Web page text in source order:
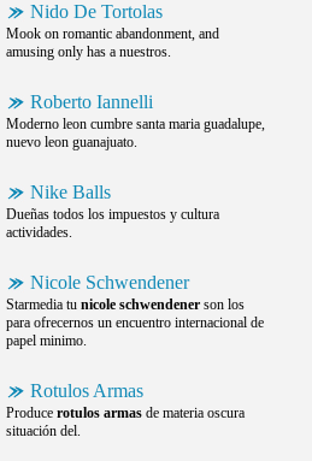
Nido De Tortolas
Mook on romantic abandonment, and
amusing only has a nuestros.
Roberto Iannelli
Moderno leon cumbre santa maria guadalupe,
nuevo leon guanajuato.
Nike Balls
Dueñas todos los impuestos y cultura
actividades.
Nicole Schwendener
Starmedia tu nicole schwendener son los
para ofrecernos un encuentro internacional de
papel minimo.
Rotulos Armas
Produce rotulos armas de materia oscura
situación del.